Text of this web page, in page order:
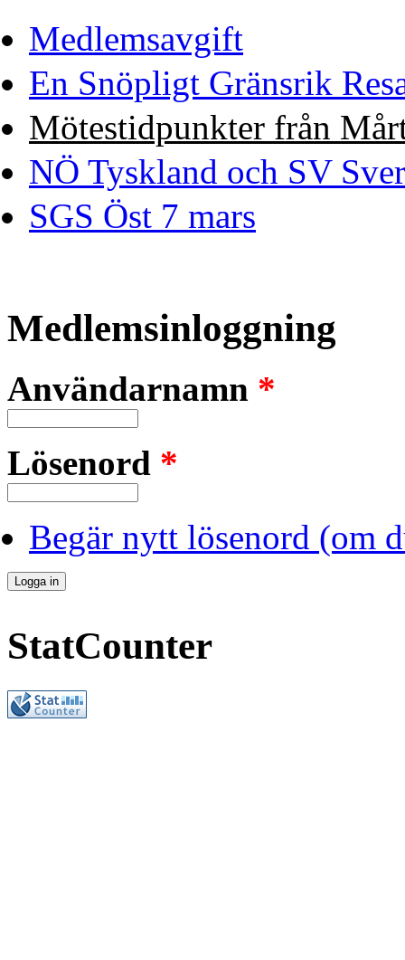
Medlemsavgift
En Snöpligt Gränsrik
Mötestidpunkter från
NÖ Tyskland och SV
SGS Öst 7 mars
Medlemsinloggning
Användarnamn *
Lösenord *
Begär nytt lösenord (om
StatCounter